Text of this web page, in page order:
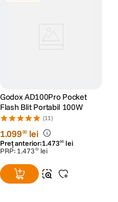
Godox AD100Pro Pocket
Flash Blit Portabil 100W
(11)
1.09900 lei
Preț anterior:1.47300 lei
PRP: 1.473 00 lei